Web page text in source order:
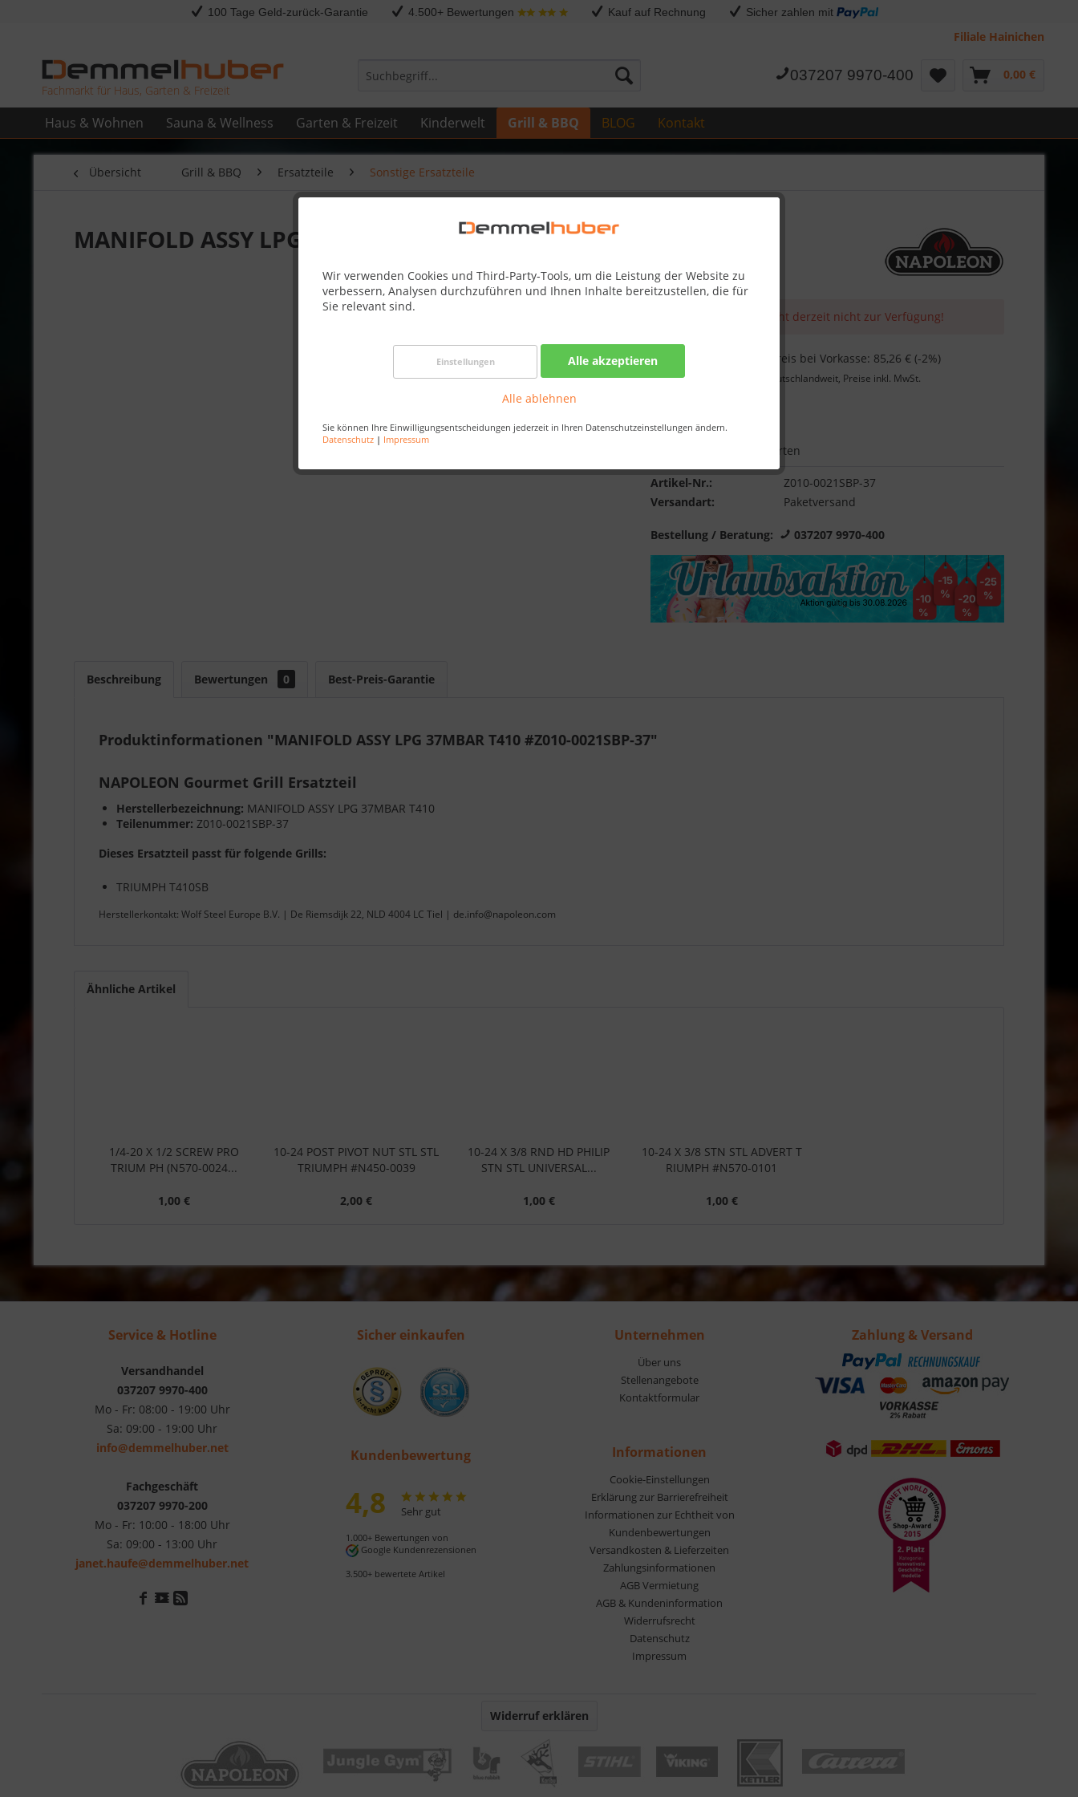
100 Tage Geld-zurück-Garantie 4.500+ Bewertungen Kauf auf Rechnung Sicher zahlen mit
Filiale Hainichen
Fachmarkt für Haus, Garten & Freizeit
037207 9970-400 0,00 €
Haus & Wohnen Sauna & Wellness Garten & Freizeit Kinderwelt Grill & BBQ BLOG Kontakt
Wir verwenden Cookies und Third-Party-Tools, um die Leistung der Website zu
verbessern, Analysen durchzuführen und Ihnen Inhalte bereitzustellen, die für
Sie relevant sind.
Einstellungen Alle akzeptieren
Alle ablehnen
Sie können Ihre Einwilligungsentscheidungen jederzeit in Ihren Datenschutzeinstellungen ändern.
Datenschutz | Impressum
Übersicht Grill & BBQ Ersatzteile Sonstige Ersatzteile
MANIFOLD ASSY LPG 37MBAR T410 #Z010-0021SBP-37
Dieser Artikel steht derzeit nicht zur Verfügung!
87,00 € Skonto-Preis bei Vorkasse: 85,26 € (-2%)
Kostenlose Lieferung
deutschlandweit, Preise inkl. MwSt.
Bewerten
Artikel-Nr.:
Z010-0021SBP-37
Versandart:
Paketversand
Bestellung / Beratung: 037207 9970-400
Beschreibung Bewertungen 0 Best-Preis-Garantie
Produktinformationen "MANIFOLD ASSY LPG 37MBAR T410 #Z010-0021SBP-37"
NAPOLEON Gourmet Grill Ersatzteil
Herstellerbezeichnung: MANIFOLD ASSY LPG 37MBAR T410
Teilenummer: Z010-0021SBP-37
Dieses Ersatzteil passt für folgende Grills:
TRIUMPH T410SB
Herstellerkontakt: Wolf Steel Europe B.V. | De Riemsdijk 22, NLD 4004 LC Tiel | de.info@napoleon.com
Ähnliche Artikel
1/4-20 X 1/2 SCREW PRO
TRIUM PH (N570-0024...
1,00 €
10-24 POST PIVOT NUT STL STL
TRIUMPH #N450-0039
2,00 €
10-24 X 3/8 RND HD PHILIP
STN STL UNIVERSAL...
1,00 €
10-24 X 3/8 STN STL ADVERT T
RIUMPH #N570-0101
1,00 €
Service & Hotline
Versandhandel
037207 9970-400
Mo - Fr: 08:00 - 19:00 Uhr
Sa: 09:00 - 19:00 Uhr
info@demmelhuber.net
Fachgeschäft
037207 9970-200
Mo - Fr: 10:00 - 18:00 Uhr
Sa: 09:00 - 13:00 Uhr
janet.haufe@demmelhuber.net
Sicher einkaufen
Kundenbewertung
4,8 Sehr gut
1.000+ Bewertungen von
Google Kundenrezensionen
3.500+ bewertete Artikel
Unternehmen
Über uns
Stellenangebote
Kontaktformular
Informationen
Cookie-Einstellungen
Erklärung zur Barrierefreiheit
Informationen zur Echtheit von
Kundenbewertungen
Versandkosten & Lieferzeiten
Zahlungsinformationen
AGB Vermietung
AGB & Kundeninformation
Widerrufsrecht
Datenschutz
Impressum
Zahlung & Versand
Widerruf erklären